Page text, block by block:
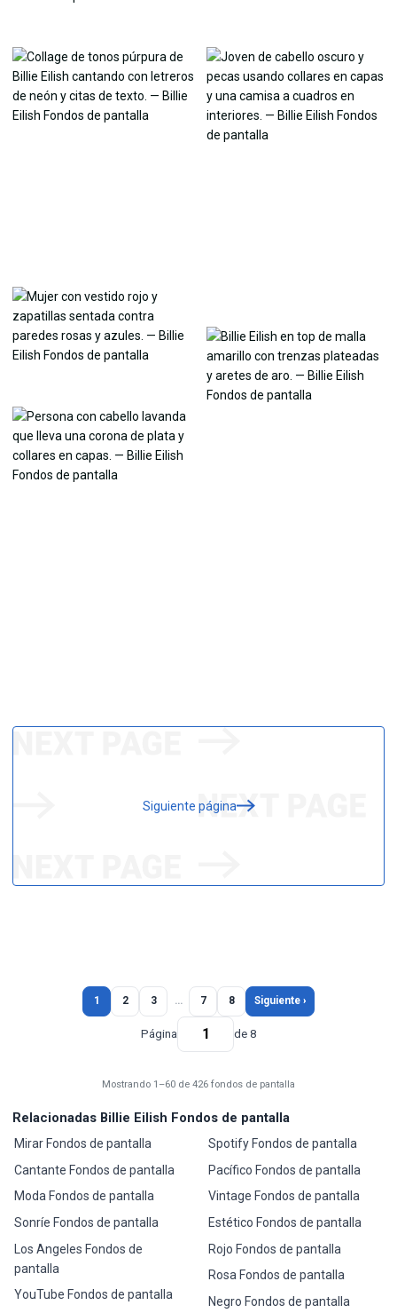
Siguiente página
1 2 3 … 7 8 Siguiente ›
Página de 8
Mostrando 1–60 de 426 fondos de pantalla
Relacionadas Billie Eilish Fondos de pantalla
Mirar Fondos de pantalla
Cantante Fondos de pantalla
Moda Fondos de pantalla
Sonríe Fondos de pantalla
Los Angeles Fondos de
pantalla
YouTube Fondos de pantalla
Spotify Fondos de pantalla
Pacífico Fondos de pantalla
Vintage Fondos de pantalla
Estético Fondos de pantalla
Rojo Fondos de pantalla
Rosa Fondos de pantalla
Negro Fondos de pantalla